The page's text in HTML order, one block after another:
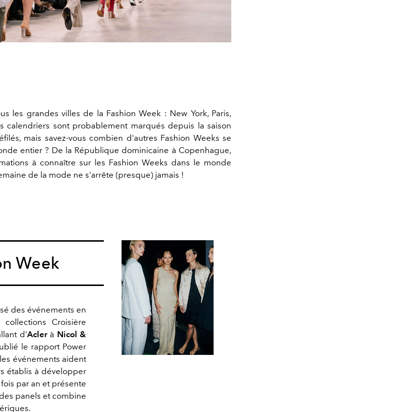
les grandes villes de la Fashion Week : New York, Paris,
calendriers sont probablement marqués depuis la saison
mais savez-vous combien d'autres Fashion Weeks se
entier ? De la République dominicaine à Copenhague,
à connaître sur les Fashion Weeks dans le monde
de la mode ne s'arrête (presque) jamais !
Week
des événements en
Croisière
d'Acler à Nicol &
le rapport Power
événements aident
établis à développer
par an et présente
panels et combine